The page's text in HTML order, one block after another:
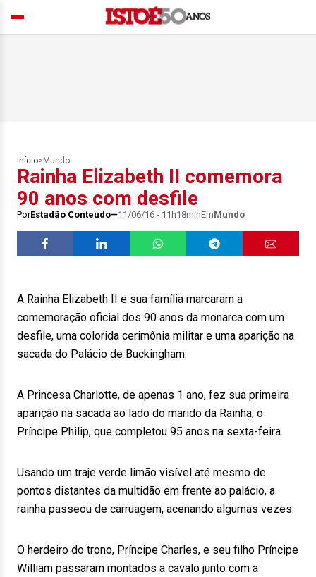
Início> Mundo
Rainha Elizabeth II comemora
90 anos com desfile
PorEstadão Conteúdo 11/06/16 - 11h18minEmMundo
A Rainha Elizabeth II e sua família marcaram a
comemoração oficial dos 90 anos da monarca com um
desfile, uma colorida cerimônia militar e uma aparição na
sacada do Palácio de Buckingham.
A Princesa Charlotte, de apenas 1 ano, fez sua primeira
aparição na sacada ao lado do marido da Rainha, o
Príncipe Philip, que completou 95 anos na sexta-feira.
Usando um traje verde limão visível até mesmo de
pontos distantes da multidão em frente ao palácio, a
rainha passeou de carruagem, acenando algumas vezes.
O herdeiro do trono, Príncipe Charles, e seu filho Príncipe
William passaram montados a cavalo junto com a